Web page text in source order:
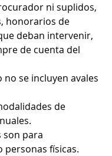
ni suplidos,
honorarios de
deban intervenir,
de cuenta del
no se incluyen avales
de
son para
personas físicas.